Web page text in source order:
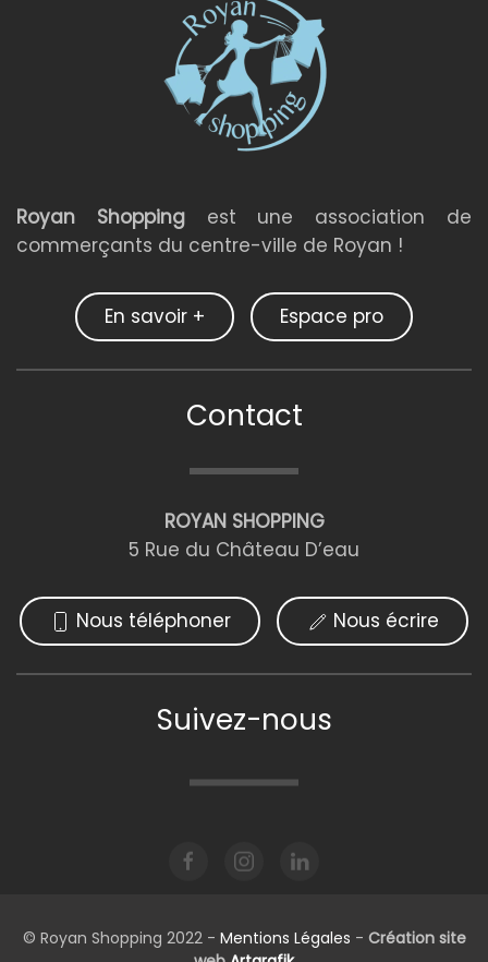
Royan Shopping est une association de
commerçants du centre-ville de Royan !
En savoir + Espace pro
Contact
ROYAN SHOPPING
5 Rue du Château D’eau
Nous téléphoner Nous écrire
Suivez-nous
© Royan Shopping 2022 - Mentions Légales - Création site